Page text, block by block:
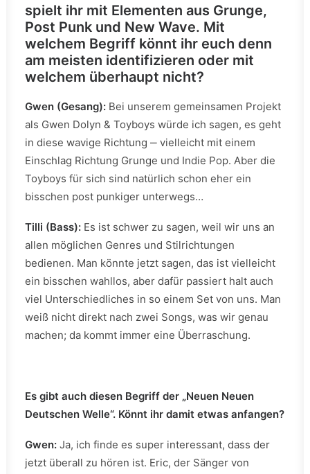
spielt ihr mit Elementen aus Grunge,
Post Punk und New Wave. Mit
welchem Begriff könnt ihr euch denn
am meisten identifizieren oder mit
welchem überhaupt nicht?
Gwen (Gesang): Bei unserem gemeinsamen Projekt
als Gwen Dolyn & Toyboys würde ich sagen, es geht
in diese wavige Richtung ‒ vielleicht mit einem
Einschlag Richtung Grunge und Indie Pop. Aber die
Toyboys für sich sind natürlich schon eher ein
bisschen post punkiger unterwegs…
Tilli (Bass): Es ist schwer zu sagen, weil wir uns an
allen möglichen Genres und Stilrichtungen
bedienen. Man könnte jetzt sagen, das ist vielleicht
ein bisschen wahllos, aber dafür passiert halt auch
viel Unterschiedliches in so einem Set von uns. Man
weiß nicht direkt nach zwei Songs, was wir genau
machen; da kommt immer eine Überraschung.
Es gibt auch diesen Begriff der „Neuen Neuen
Deutschen Welle“. Könnt ihr damit etwas anfangen?
Gwen: Ja, ich finde es super interessant, dass der
jetzt überall zu hören ist. Eric, der Sänger von